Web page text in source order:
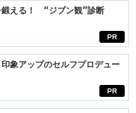
PR
鍛える！ “ジブン観”診断
PR
象アップのセルフプロデュー